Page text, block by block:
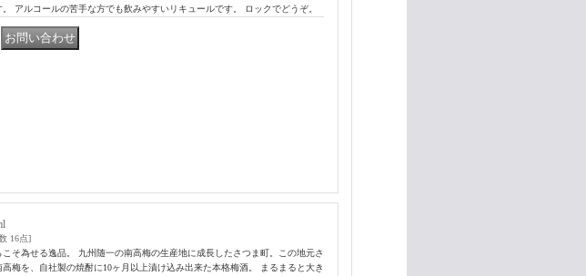
アルコールの苦手な方でも飲みやすいリキュールです。 ロックでどうぞ。
16点]
そ為せる逸品。 九州随一の南高梅の生産地に成長したさつま町。この地元さ
梅を、自社製の焼酎に10ヶ月以上漬け込み出来た本格梅酒。 まるまると大き